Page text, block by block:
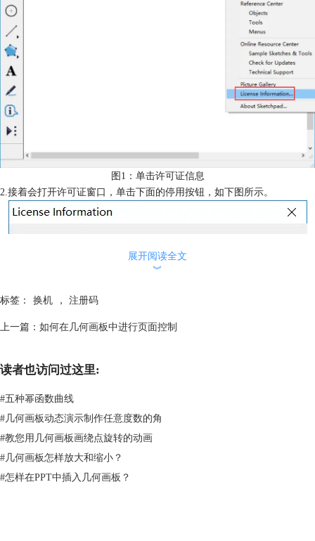
图1：单击许可证信息
2.接着会打开许可证窗口，单击下面的停用按钮，如下图所示。
注意：如果没有先取消激活（停用）注册码，直接在别的电脑上换机使
用，那么会导致您的注册码无效。注册码无效后，需联系我们的在线客
会回复您邮件，重置完成后，您用原来的激活信息激活软件即可。
3.然后会弹出以下窗口（如下图所示），提示为了防止未经授权的注销，
需要在授权码文本框输入购买的注册码，此时停用按钮会变为可点击的，
单击即可在当前电脑上停用注册码。
展开阅读全文
︾
标签： 换机 ， 注册码
上一篇： 如何在几何画板中进行页面控制
读者也访问过这里:
#五种幂函数曲线
#几何画板动态演示制作任意度数的角
#教您用几何画板画绕点旋转的动画
#几何画板怎样放大和缩小？
#怎样在PPT中插入几何画板？